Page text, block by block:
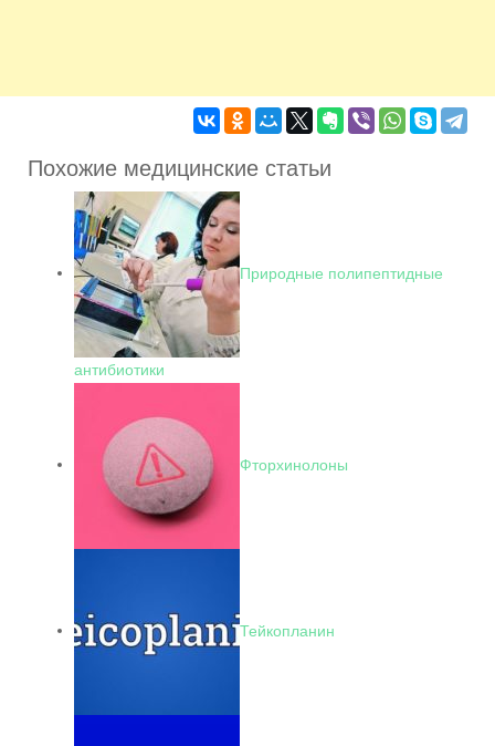
Похожие медицинские статьи
Природные полипептидные
антибиотики
Фторхинолоны
Тейкопланин